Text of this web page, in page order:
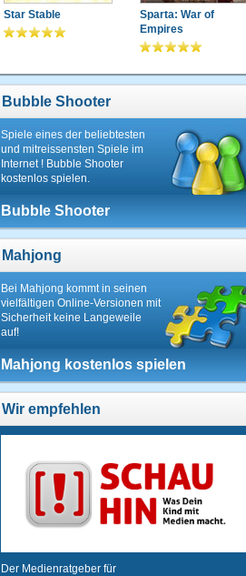
Star Stable
Sparta: War of
Empires
Bubble Shooter
Spiele eines der beliebtesten
und mitreissensten Spiele im
Internet ! Bubble Shooter
kostenlos spielen.
Bubble Shooter
Mahjong
Bei Mahjong kommt in seinen
vielfältigen Online-Versionen mit
Sicherheit keine Langeweile
auf!
Mahjong kostenlos spielen
Wir empfehlen
Der Medienratgeber für